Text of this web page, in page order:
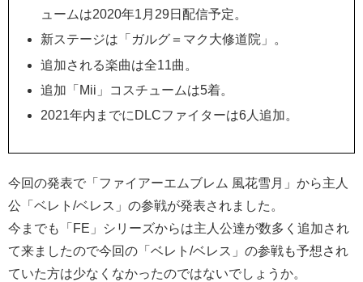
ュームは2020年1月29日配信予定。
新ステージは「ガルグ＝マク大修道院」。
追加される楽曲は全11曲。
追加「Mii」コスチュームは5着。
2021年内までにDLCファイターは6人追加。
今回の発表で「ファイアーエムブレム 風花雪月」から主人
公「ベレト/ベレス」の参戦が発表されました。
今までも「FE」シリーズからは主人公達が数多く追加され
て来ましたので今回の「ベレト/ベレス」の参戦も予想され
ていた方は少なくなかったのではないでしょうか。